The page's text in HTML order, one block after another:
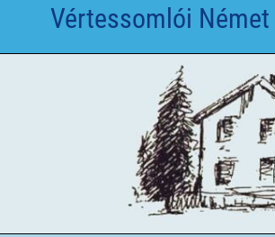
Vértessomlói